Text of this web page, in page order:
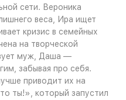
сети. Вероника
веса, Ира ищет
кризис в семейных
на творческой
муж, Даша —
забывая про себя.
приводит их на
ты!», который запустил